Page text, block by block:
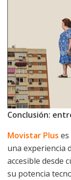
Conclusión:
Movistar Plus
una experiencia
accesible desde
su potencia